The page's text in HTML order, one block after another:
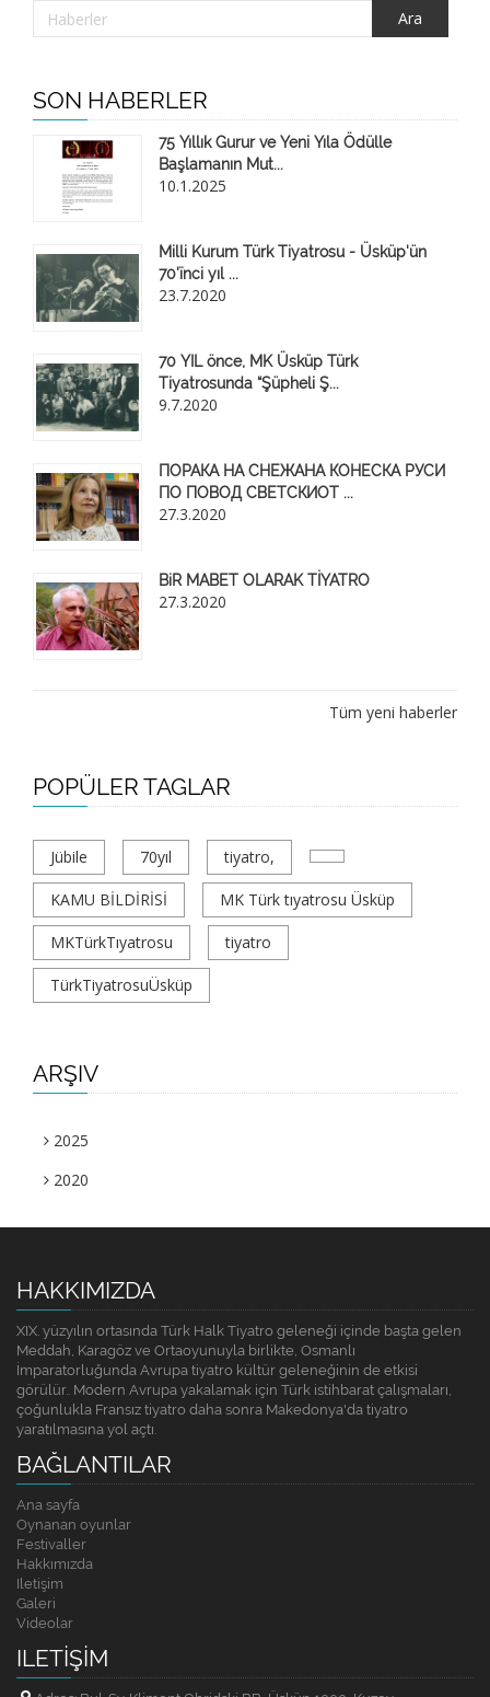
SON HABERLER
75 Yıllık Gurur ve Yeni Yıla Ödülle
Başlamanın Mut...
10.1.2025
Milli Kurum Türk Tiyatrosu - Üsküp'ün
70'ïnci yıl ...
23.7.2020
70 YIL önce, MK Üsküp Türk
Tiyatrosunda “Şüpheli Ş...
9.7.2020
ПОРАКА НА СНЕЖАНА КОНЕСКА РУСИ
ПО ПОВОД СВЕТСКИОТ ...
27.3.2020
BiR MABET OLARAK TİYATRO
27.3.2020
Tüm yeni haberler
POPÜLER TAGLAR
Jübile 70yıl tiyatro,
KAMU BİLDİRİSİ MK Türk tıyatrosu Üsküp
MKTürkTıyatrosu tiyatro
TürkTiyatrosuÜsküp
ARŞIV
2025
2020
HAKKIMIZDA
XIX. yüzyılın ortasında Türk Halk Tiyatro geleneği içinde başta gelen
Meddah, Karagöz ve Ortaoyunuyla birlikte, Osmanlı
İmparatorluğunda Avrupa tiyatro kültür geleneğinin de etkisi
görülür.. Modern Avrupa yakalamak için Türk istihbarat çalışmaları,
çoğunlukla Fransız tiyatro daha sonra Makedonya'da tiyatro
yaratılmasına yol açtı.
BAĞLANTILAR
Ana sayfa
Oynanan oyunlar
Festivaller
Hakkımızda
Iletişim
Galeri
Videolar
ILETIŞIM